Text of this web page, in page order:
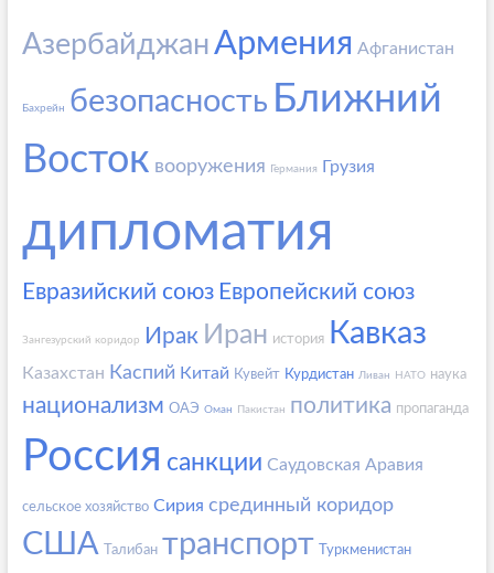
АзербайджанАрмения Афганистан
Бахрейн безопасность Ближний
Восток вооружения Германия Грузия
дипломатия
Евразийский союз Европейский союз
Зангезурский коридор Ирак Иран история Кавказ
Казахстан Каспий Китай Кувейт Курдистан Ливан НАТО наука
национализм ОАЭ Оман Пакистан политика пропаганда
Россия санкции Саудовская Аравия
сельское хозяйство Сирия срединный коридор
США Талибан транспорт Туркменистан